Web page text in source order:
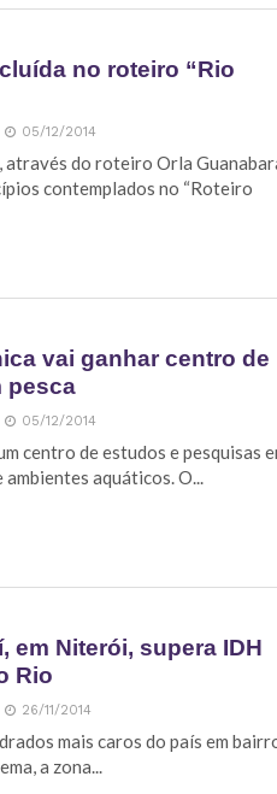
no roteiro “Rio
05/12/2014
através do roteiro Orla
contemplados no “Roteiro
vai ganhar centro de
pesca
05/12/2014
centro de estudos e pesquisas
aquáticos. O...
em Niterói, supera IDH
Rio
26/11/2014
mais caros do país em
a zona...